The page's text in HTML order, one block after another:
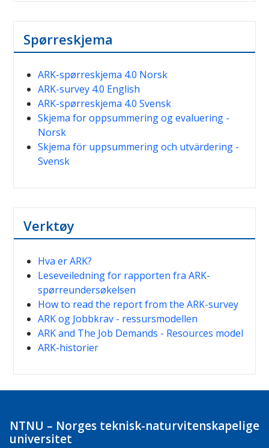
Spørreskjema
ARK-spørreskjema 4.0 Norsk
ARK-survey 4.0 English
ARK-spørreskjema 4.0 Svensk
Skjema for oppsummering og evaluering -
Norsk
Skjema för uppsummering och utvärdering -
Svensk
Verktøy
Hva er ARK?
Leseveiledning for rapporten fra ARK-
spørreundersøkelsen
How to read the report from the ARK-survey
ARK og Jobbkrav - ressursmodellen
ARK and The Job Demands - Resources model
ARK-historier
NTNU – Norges teknisk-naturvitenskapelige
universitet